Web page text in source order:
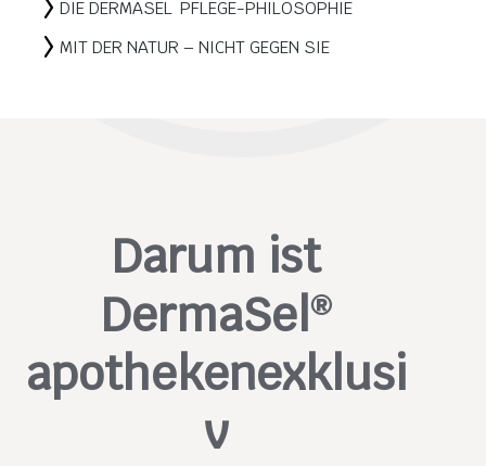
DIE DERMASEL PFLEGE-PHILOSOPHIE
MIT DER NATUR – NICHT GEGEN SIE
Darum ist
DermaSel ®
apothekenexklusi
v